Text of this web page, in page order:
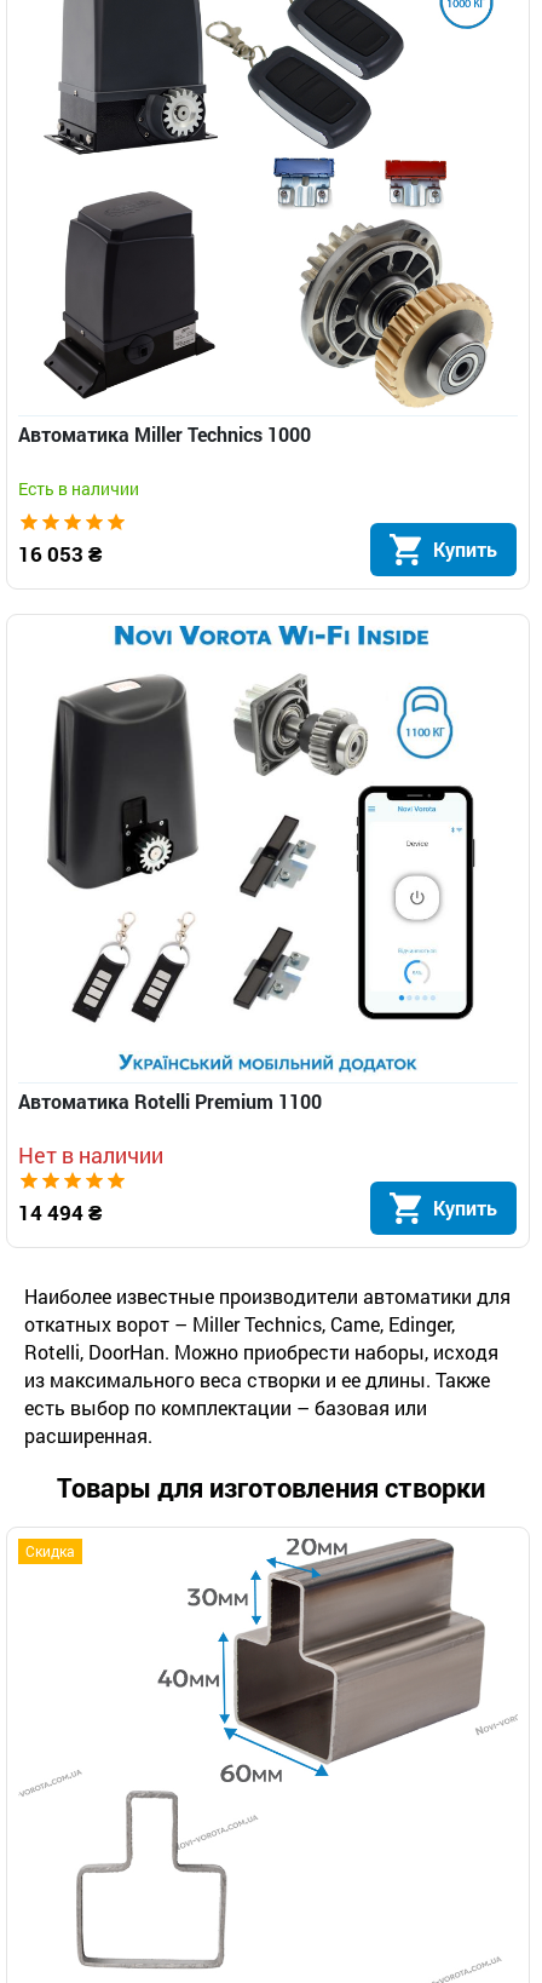
Автоматика Miller Technics 1000
Есть в наличии
16 053 ₴ Купить
Автоматика Rotelli Premium 1100
Нет в наличии
14 494 ₴ Купить
Наиболее известные производители автоматики для
откатных ворот – Miller Technics, Came, Edinger,
Rotelli, DoorHan. Можно приобрести наборы, исходя
из максимального веса створки и ее длины. Также
есть выбор по комплектации – базовая или
расширенная.
Товары для изготовления створки
Скидка